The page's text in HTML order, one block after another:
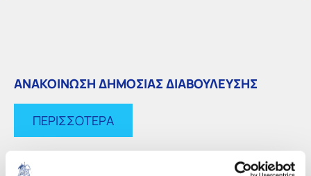
ΑΝΑΚΟΙΝΩΣΗ ΔΗΜΟΣΙΑΣ ΔΙΑΒΟΥΛΕΥΣΗΣ
ΠΕΡΙΣΣΟΤΕΡΑ